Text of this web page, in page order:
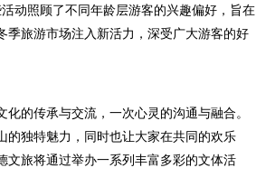
动照顾了不同年龄层游客的兴趣偏好，旨在
季旅游市场注入新活力，深受广大游客的好
的传承与交流，一次心灵的沟通与融合。
的独特魅力，同时也让大家在共同的欢乐
文旅将通过举办一系列丰富多彩的文体活